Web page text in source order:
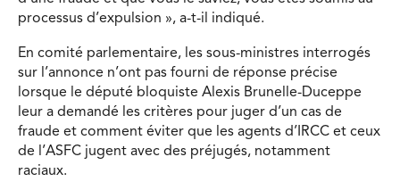
processus d’expulsion », a-t-il indiqué.
En comité parlementaire, les sous-ministres interrogés
sur l’annonce n’ont pas fourni de réponse précise
lorsque le député bloquiste Alexis Brunelle-Duceppe
leur a demandé les critères pour juger d’un cas de
fraude et comment éviter que les agents d’IRCC et ceux
de l’ASFC jugent avec des préjugés, notamment
raciaux.